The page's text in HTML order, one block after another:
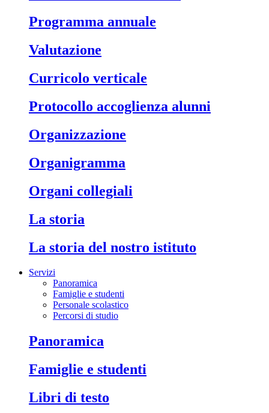
Programma annuale
Valutazione
Curricolo verticale
Protocollo accoglienza alunni
Organizzazione
Organigramma
Organi collegiali
La storia
La storia del nostro istituto
Servizi
Panoramica
Famiglie e studenti
Personale scolastico
Percorsi di studio
Panoramica
Famiglie e studenti
Libri di testo